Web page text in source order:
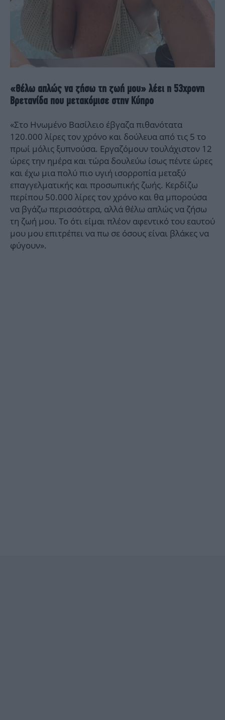
«Θέλω απλώς να ζήσω τη ζωή μου» λέει η 53χρονη
Βρετανίδα που μετακόμισε στην Κύπρο
«Στο Ηνωμένο Βασίλειο έβγαζα πιθανότατα
120.000 λίρες τον χρόνο και δούλευα από τις 5 το
πρωί μόλις ξυπνούσα. Εργαζόμουν τουλάχιστον 12
ώρες την ημέρα και τώρα δουλεύω ίσως πέντε ώρες
και έχω μια πολύ πιο υγιή ισορροπία μεταξύ
επαγγελματικής και προσωπικής ζωής. Κερδίζω
περίπου 50.000 λίρες τον χρόνο και θα μπορούσα
να βγάζω περισσότερα, αλλά θέλω απλώς να ζήσω
τη ζωή μου. Το ότι είμαι πλέον αφεντικό του εαυτού
μου μου επιτρέπει να πω σε όσους είναι βλάκες να
φύγουν».